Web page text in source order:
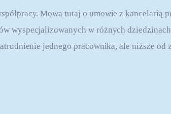
Mowa tutaj o umowie z kancelarią
wyspecjalizowanych w różnych
jednego pracownika, ale niższe od